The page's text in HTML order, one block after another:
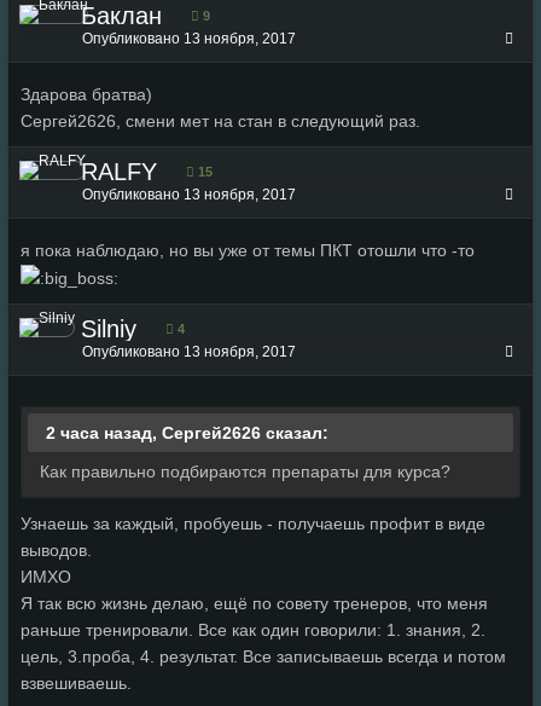
Баклан 9
Опубликовано 13 ноября, 2017
Здарова братва)
Сергей2626, смени мет на стан в следующий раз.
RALFY 15
Опубликовано 13 ноября, 2017
я пока наблюдаю, но вы уже от темы ПКТ отошли что -то
Silniy 4
Опубликовано 13 ноября, 2017
2 часа назад, Сергей2626 сказал:
Как правильно подбираются препараты для курса?
Узнаешь за каждый, пробуешь - получаешь профит в виде
выводов.
ИМХО
Я так всю жизнь делаю, ещё по совету тренеров, что меня
раньше тренировали. Все как один говорили: 1. знания, 2.
цель, 3.проба, 4. результат. Все записываешь всегда и потом
взвешиваешь.